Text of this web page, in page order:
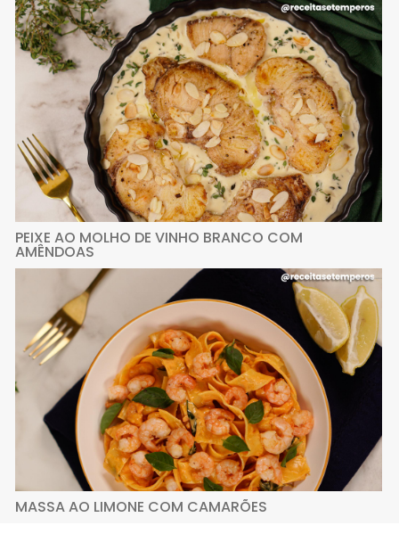
PEIXE AO MOLHO DE VINHO BRANCO COM
AMÊNDOAS
MASSA AO LIMONE COM CAMARÕES